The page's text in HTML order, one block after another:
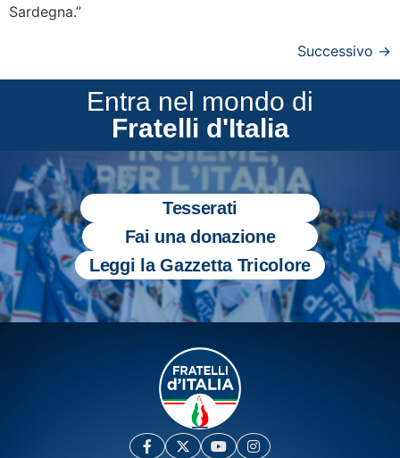
Sardegna.”
Successivo →
Entra nel mondo di
Fratelli d'Italia
Tesserati
Fai una donazione
Leggi la Gazzetta Tricolore